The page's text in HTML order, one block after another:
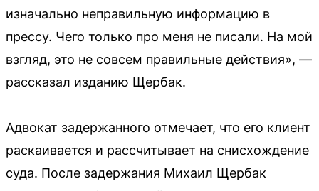
изначально неправильную информацию в
прессу. Чего только про меня не писали. На мой
взгляд, это не совсем правильные действия», —
рассказал изданию Щербак.
Адвокат задержанного отмечает, что его клиент
раскаивается и рассчитывает на снисхождение
суда. После задержания Михаил Щербак